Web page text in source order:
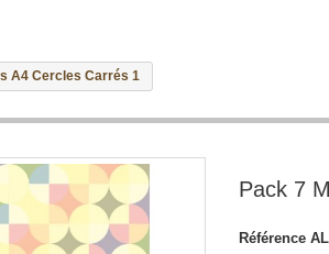
A4 Cercles Carrés 1
Pack 7
Référence